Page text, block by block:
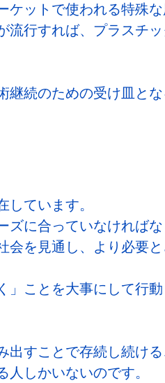
ットで使われる特殊な
行すれば、プラスチ
継続のための受け皿と
ています。
に合っていなければな
を見通し、より必要
ことを大事にして行動
すことで存続し続ける
しかいないのです。